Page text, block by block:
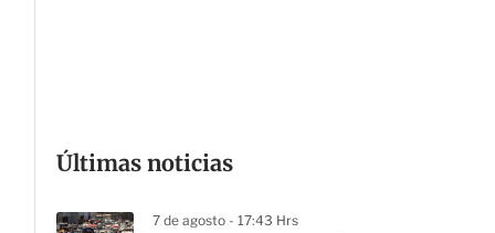
Últimas noticias
7 de agosto - 17:43 Hrs